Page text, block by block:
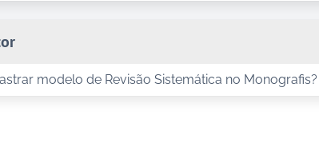
modelo de Revisão Sistemática no Monografis?